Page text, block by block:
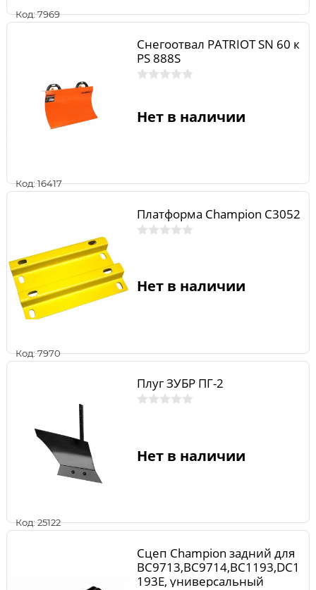
Код: 7969
Код: 16417
Снегоотвал PATRIOT SN 60 к
PS 888S
Нет в наличии
Код: 7970
Платформа Champion C3052
Нет в наличии
Код: 25122
Плуг ЗУБР ПГ-2
Нет в наличии
Сцеп Champion задний для
ВС9713,BC9714,ВС1193,DC1
193E, универсальный